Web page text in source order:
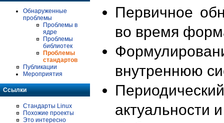
Обнаруженные
проблемы
Проблемы в
ядре
Проблемы
библиотек
Проблемы
стандартов
Публикации
Мероприятия
Ссылки
Стандарты Linux
Похожие проекты
Это интересно
Первичное
во время
внутреннюю
актуальности